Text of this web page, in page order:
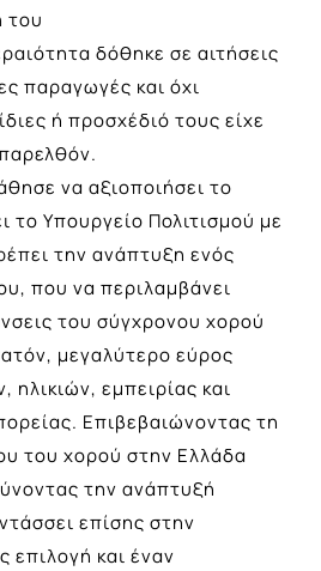
του
δόθηκε σε αιτήσεις
παραγωγές και όχι
ή προσχέδιό τους είχε
να αξιοποιήσει το
το Υπουργείο Πολιτισμού με
την ανάπτυξη ενός
που να περιλαμβάνει
του σύγχρονου χορού
μεγαλύτερο εύρος
ηλικιών, εμπειρίας και
Επιβεβαιώνοντας τη
του χορού στην Ελλάδα
την ανάπτυξή
επίσης στην
επιλογή και έναν